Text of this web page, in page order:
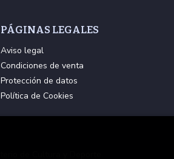
PÁGINAS LEGALES
Aviso legal
Condiciones de venta
Protección de datos
Política de Cookies